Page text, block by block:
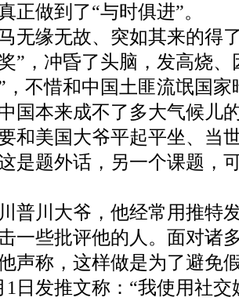
正做到了“与时俱进”。
无缘无故、突如其来的得
”，冲昏了头脑，发高烧
，不惜和中国土匪流氓国
国本来成不了多大气候儿
和美国大爷平起平坐、当
题外话，另一个课题，
普川大爷，他经常用推特
一些批评他的人。面对诸
声称，这样做是为了避免
1日发推文称：“我使用社